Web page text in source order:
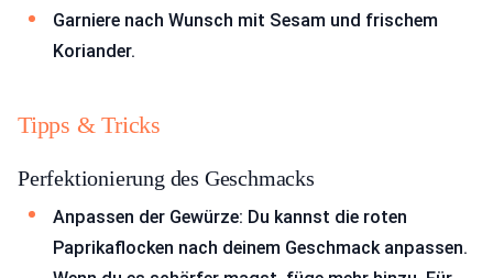
Garniere nach Wunsch mit Sesam und frischem
Koriander.
Tipps & Tricks
Perfektionierung des Geschmacks
Anpassen der Gewürze: Du kannst die roten
Paprikaflocken nach deinem Geschmack anpassen.